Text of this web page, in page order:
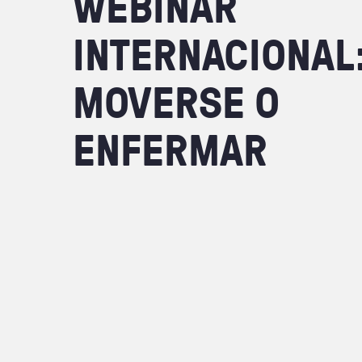
MOVERSE O
ENFERMAR